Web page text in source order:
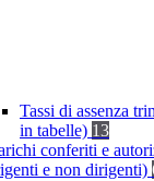
Tassi di assenza
in tabelle) 13
conferiti e
e non dirigenti)